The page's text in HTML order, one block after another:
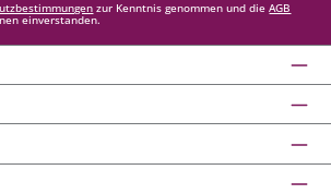
zur Kenntnis genommen und dieAGB
einverstanden.